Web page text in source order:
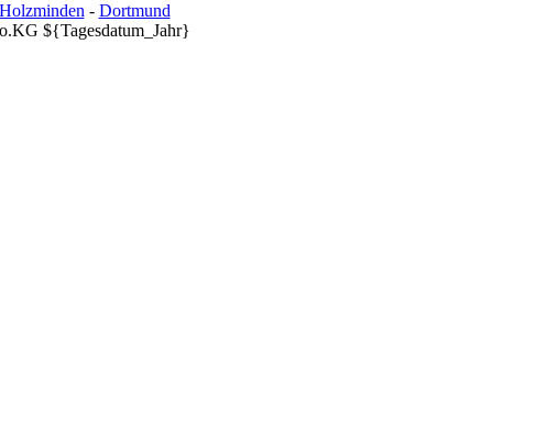
Holzminden - Dortmund
${Tagesdatum_Jahr}